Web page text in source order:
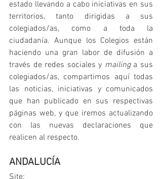
estado llevando a cabo iniciativas en sus
territorios, tanto dirigidas a sus
colegiados/as, como a toda la
ciudadanía. Aunque los Colegios están
haciendo una gran labor de difusión a
través de redes sociales y mailing a sus
colegiados/as, compartimos aquí todas
las noticias, iniciativas y comunicados
que han publicado en sus respectivas
páginas web, y que iremos actualizando
con las nuevas declaraciones que
realicen al respecto.
ANDALUCÍA